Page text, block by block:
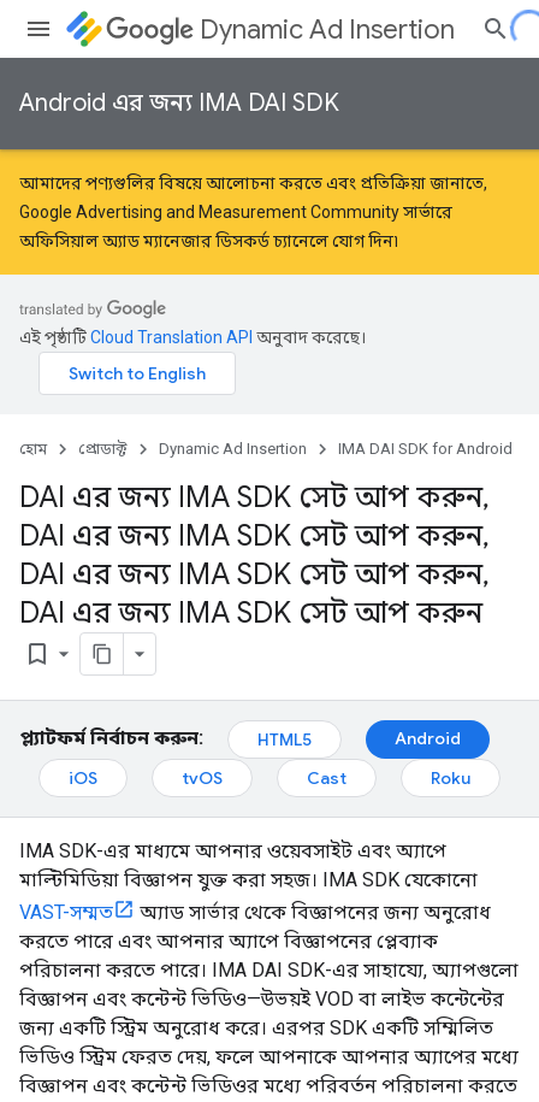
Dynamic Ad Insertion
Android এর জন্য IMA DAI SDK
আমাদের পণ্যগুলির বিষয়ে আলোচনা করতে এবং প্রতিক্রিয়া জানাতে,
Google Advertising and Measurement Communityসার্ভারে
অফিসিয়াল অ্যাড ম্যানেজার ডিসকর্ড চ্যানেলে যোগ দিন৷
এই পৃষ্ঠাটিCloud Translation API অনুবাদ করেছে।
হোম প্রোডাক্ট Dynamic Ad Insertion IMA DAI SDK for Android
DAI এর জন্য IMA SDK সেট আপ করুন,
DAI এর জন্য IMA SDK সেট আপ করুন,
DAI এর জন্য IMA SDK সেট আপ করুন,
DAI এর জন্য IMA SDK সেট আপ করুন
bookmark_border
প্ল্যাটফর্ম নির্বাচন করুন: HTML5
Android
iOS
tvOS Cast Roku
IMA SDK-এর মাধ্যমে আপনার ওয়েবসাইট এবং অ্যাপে
মাল্টিমিডিয়া বিজ্ঞাপন যুক্ত করা সহজ। IMA SDK যেকোনো
VAST-সম্মত
অ্যাড সার্ভার থেকে বিজ্ঞাপনের জন্য অনুরোধ
করতে পারে এবং আপনার অ্যাপে বিজ্ঞাপনের প্লেব্যাক
পরিচালনা করতে পারে। IMA DAI SDK-এর সাহায্যে, অ্যাপগুলো
বিজ্ঞাপন এবং কন্টেন্ট ভিডিও—উভয়ই VOD বা লাইভ কন্টেন্টের
জন্য একটি স্ট্রিম অনুরোধ করে। এরপর SDK একটি সম্মিলিত
ভিডিও স্ট্রিম ফেরত দেয়, ফলে আপনাকে আপনার অ্যাপের মধ্যে
বিজ্ঞাপন এবং কন্টেন্ট ভিডিওর মধ্যে পরিবর্তন পরিচালনা করতে